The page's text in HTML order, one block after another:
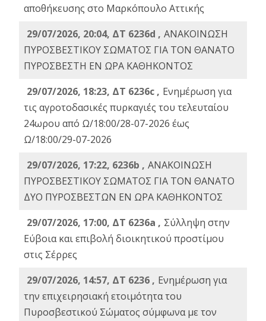
αποθήκευσης στο Μαρκόπουλο Αττικής
29/07/2026, 20:04, ΔΤ 6236d , ΑΝΑΚΟΙΝΩΣΗ
ΠΥΡΟΣΒΕΣΤΙΚΟΥ ΣΩΜΑΤΟΣ ΓΙΑ ΤΟΝ ΘΑΝΑΤΟ
ΠΥΡΟΣΒΕΣΤΗ ΕΝ ΩΡΑ ΚΑΘΗΚΟΝΤΟΣ
29/07/2026, 18:23, ΔΤ 6236c , Ενημέρωση για
τις αγροτοδασικές πυρκαγιές του τελευταίου
24ωρου από Ω/18:00/28-07-2026 έως
Ω/18:00/29-07-2026
29/07/2026, 17:22, 6236b , ΑΝΑΚΟΙΝΩΣΗ
ΠΥΡΟΣΒΕΣΤΙΚΟΥ ΣΩΜΑΤΟΣ ΓΙΑ ΤΟΝ ΘΑΝΑΤΟ
ΔΥΟ ΠΥΡΟΣΒΕΣΤΩΝ ΕΝ ΩΡΑ ΚΑΘΗΚΟΝΤΟΣ
29/07/2026, 17:00, ΔΤ 6236a , Σύλληψη στην
Εύβοια και επιβολή διοικητικού προστίμου
στις Σέρρες
29/07/2026, 14:57, ΔΤ 6236 , Ενημέρωση για
την επιχειρησιακή ετοιμότητα του
Πυροσβεστικού Σώματος σύμφωνα με τον